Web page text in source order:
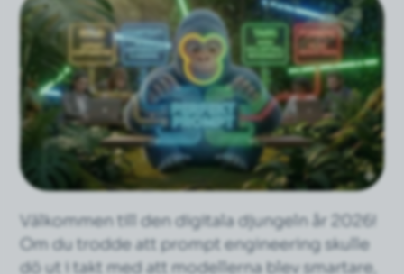
Välkommen till den digitala djungeln år 2026!
Om du trodde att prompt engineering skulle
dö ut i takt med att modellerna blev smartare,